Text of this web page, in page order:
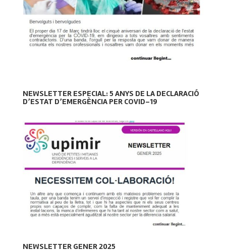
NEWSLETTER ESPECIAL: 5 ANYS DE LA DECLARACIÓ
D’ESTAT D’EMERGÈNCIA PER COVID-19
NEWSLETTER GENER 2025